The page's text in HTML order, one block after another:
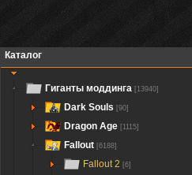
Каталог
Гиганты моддинга [13940]
Dark Souls [90]
Dragon Age [1115]
Fallout [6188]
Fallout 2 [6]